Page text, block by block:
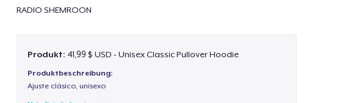
RADIO SHEMROON
Produkt: 41,99 $ USD - Unisex Classic Pullover Hoodie
Produktbeschreibung:
Ajuste clásico, unisexo